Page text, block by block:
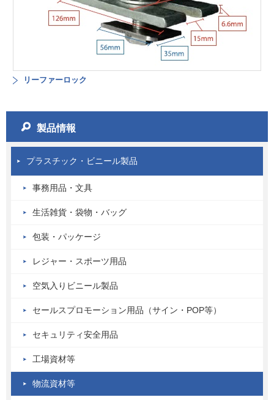
リーファーロック
製品情報
プラスチック・ビニール製品
事務用品・文具
生活雑貨・袋物・バッグ
包装・パッケージ
レジャー・スポーツ用品
空気入りビニール製品
セールスプロモーション用品（サイン・POP等）
セキュリティ安全用品
工場資材等
物流資材等